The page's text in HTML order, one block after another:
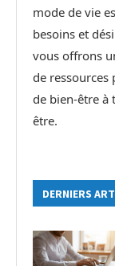
mode de vie
besoins et
vous offrons
de
de bien-être à
être.
DERNIERS